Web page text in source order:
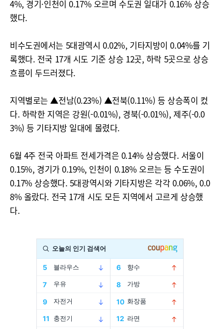
4%, 경기·인천이 0.17% 오르며 수도권 일대가 0.16% 상승
했다.
비수도권에서는 5대광역시 0.02%, 기타지방이 0.04%를 기
록했다. 전국 17개 시도 기준 상승 12곳, 하락 5곳으로 상승
흐름이 두드러졌다.
지역별로는 ▲전남(0.23%) ▲전북(0.11%) 등 상승폭이 컸
다. 하락한 지역은 강원(-0.01%), 경북(-0.01%), 제주(-0.0
3%) 등 기타지방 일대에 몰렸다.
6월 4주 전국 아파트 전세가격은 0.14% 상승했다. 서울이
0.15%, 경기가 0.19%, 인천이 0.18% 오르는 등 수도권이
0.17% 상승했다. 5대광역시와 기타지방은 각각 0.06%, 0.0
8% 올랐다. 전국 17개 시도 모든 지역에서 고르게 상승했
다.